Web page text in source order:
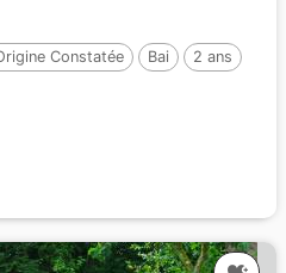
Constatée Bai
2 ans